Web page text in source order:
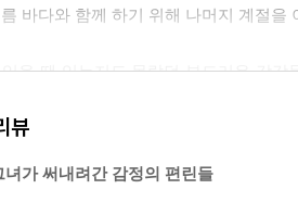
바다와 함께 하기 위해 나머지 계절을
을 땐 있는지도 몰랐던 부드러운 감
내게로 온다. --- p.91
은 뭔데?”
뷰
녀가 써내려간 감정의 편린들